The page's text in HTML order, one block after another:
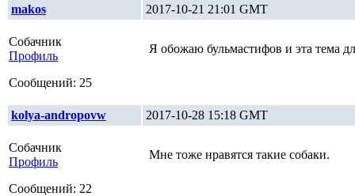
makos 2017-10-21 21:01 GMT
Собачник
Профиль
Сообщений: 25
Я обожаю бульмастифов и эта тема
kolya-andropovw 2017-10-28 15:18 GMT
Собачник
Профиль
Сообщений: 22
Мне тоже нравятся такие собаки.